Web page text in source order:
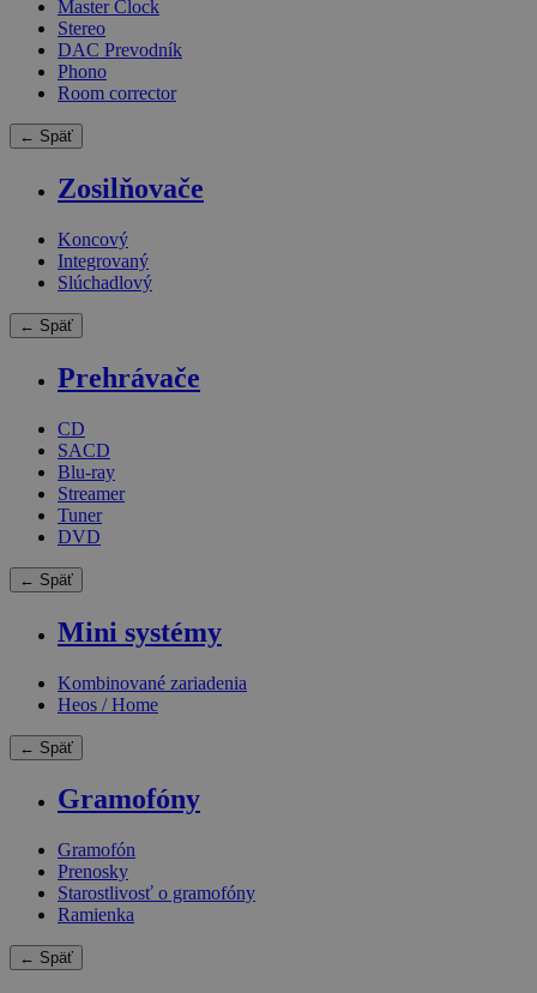
Master Clock
Stereo
DAC Prevodník
Phono
Room corrector
← Späť
Zosilňovače
Koncový
Integrovaný
Slúchadlový
← Späť
Prehrávače
CD
SACD
Blu-ray
Streamer
Tuner
DVD
← Späť
Mini systémy
Kombinované zariadenia
Heos / Home
← Späť
Gramofóny
Gramofón
Prenosky
Starostlivosť o gramofóny
Ramienka
← Späť